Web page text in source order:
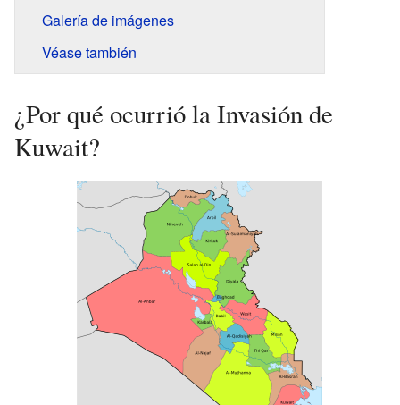
Galería de imágenes
Véase también
¿Por qué ocurrió la Invasión de
Kuwait?